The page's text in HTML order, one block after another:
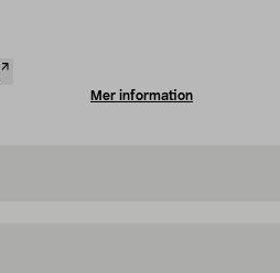
Mer information